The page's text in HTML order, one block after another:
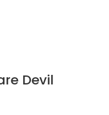
Devil